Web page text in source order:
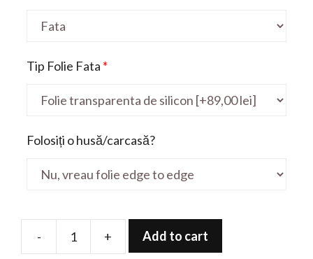
Tip Folie Fata *
Folosiți o husă/carcasă?
-
Folie
+ Add to cart